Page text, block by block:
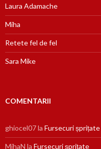
Laura Adamache
Miha
Retete fel de fel
Sara Mike
COMENTARII
ghiocel07la Fursecuri șprițate
MihaN la Fursecuri șprițate